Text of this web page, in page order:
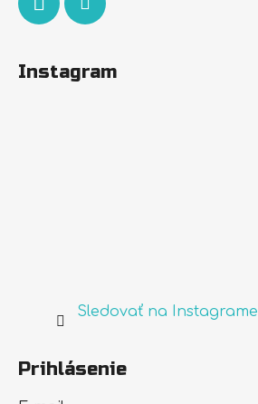
Instagram
Sledovať na Instagrame
Prihlásenie